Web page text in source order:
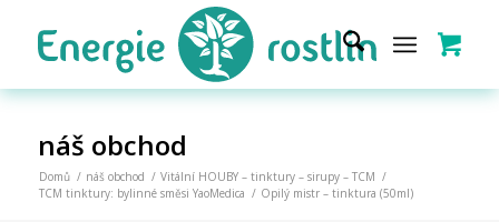
náš obchod
Domů / náš obchod / Vitální HOUBY – tinktury – sirupy – TCM /
TCM tinktury: bylinné směsi YaoMedica / Opilý mistr – tinktura (50ml)